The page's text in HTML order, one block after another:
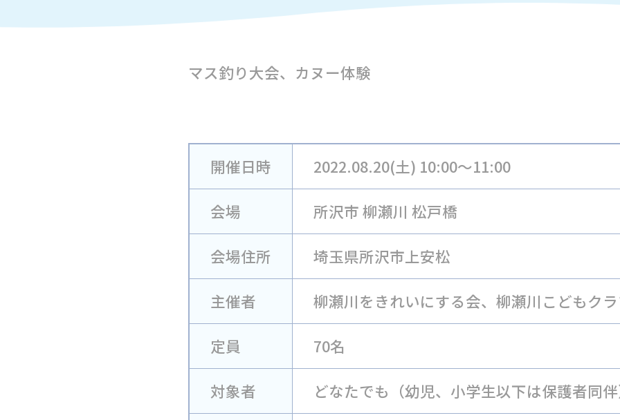
マス釣り大会、カヌー体験
開催日時 2022.08.20(土) 10:00～11:00
会場 所沢市 柳瀬川 松戸橋
会場住所 埼玉県所沢市上安松
主催者 柳瀬川をきれいにする会、柳瀬川こどもク
定員 70名
対象者 どなたでも（幼児、小学生以下は保護者同